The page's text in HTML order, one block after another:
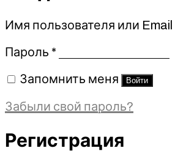
Имя пользователя или Email
Пароль *Обязательно
Запомнить меня Войти
Забыли свой пароль?
Регистрация